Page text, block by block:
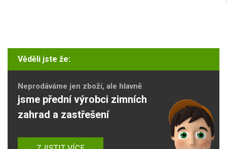
Věděli jste že:
Neprodáváme jen zboží, ale hlavně
jsme přední výrobci zimních
zahrad a zastřešení